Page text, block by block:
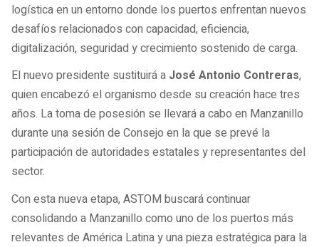
logística en un entorno donde los puertos enfrentan nuevos
desafíos relacionados con capacidad, eficiencia,
digitalización, seguridad y crecimiento sostenido de carga.
El nuevo presidente sustituirá a José Antonio Contreras,
quien encabezó el organismo desde su creación hace tres
años. La toma de posesión se llevará a cabo en Manzanillo
durante una sesión de Consejo en la que se prevé la
participación de autoridades estatales y representantes del
sector.
Con esta nueva etapa, ASTOM buscará continuar
consolidando a Manzanillo como uno de los puertos más
relevantes de América Latina y una pieza estratégica para la